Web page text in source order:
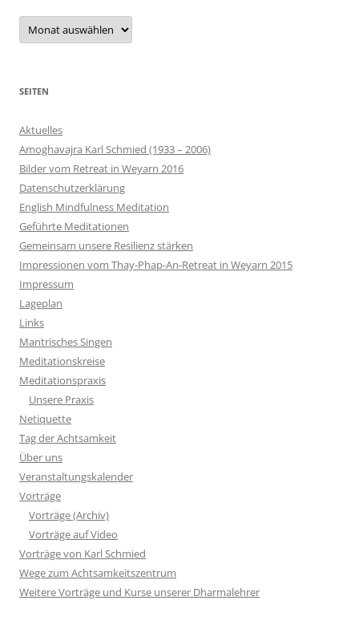
Archiv
SEITEN
Aktuelles
Amoghavajra Karl Schmied (1933 – 2006)
Bilder vom Retreat in Weyarn 2016
Datenschutzerklärung
English Mindfulness Meditation
Geführte Meditationen
Gemeinsam unsere Resilienz stärken
Impressionen vom Thay-Phap-An-Retreat in Weyarn 2015
Impressum
Lageplan
Links
Mantrisches Singen
Meditationskreise
Meditationspraxis
Unsere Praxis
Netiquette
Tag der Achtsamkeit
Über uns
Veranstaltungskalender
Vorträge
Vorträge (Archiv)
Vorträge auf Video
Vorträge von Karl Schmied
Wege zum Achtsamkeitszentrum
Weitere Vorträge und Kurse unserer Dharmalehrer